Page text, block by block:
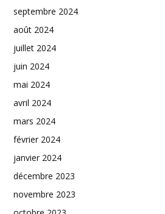
septembre 2024
août 2024
juillet 2024
juin 2024
mai 2024
avril 2024
mars 2024
février 2024
janvier 2024
décembre 2023
novembre 2023